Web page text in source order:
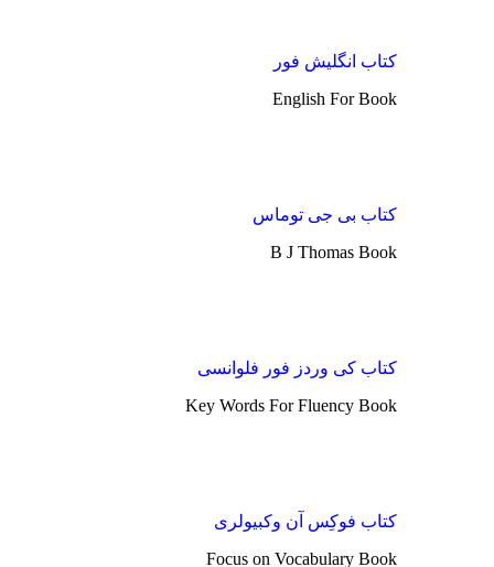
کتاب انگلیش فور
English For Book
کتاب بی جی توماس
B J Thomas Book
کتاب کی وردز فور فلوانسی
Key Words For Fluency Book
کتاب فوکِس آن وکبیولری
Focus on Vocabulary Book